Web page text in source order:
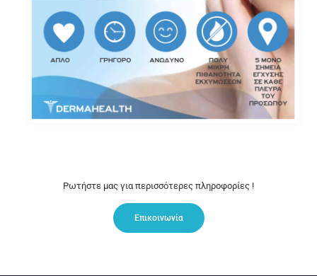
Ρωτήστε μας για περισσότερες πληροφορίες !
Επικοινωνία